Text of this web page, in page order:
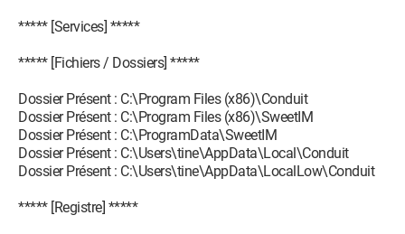
***** [Services] *****
***** [Fichiers / Dossiers] *****
Dossier Présent : C:\Program Files (x86)\Conduit
Dossier Présent : C:\Program Files (x86)\SweetIM
Dossier Présent : C:\ProgramData\SweetIM
Dossier Présent : C:\Users\tine\AppData\Local\Conduit
Dossier Présent : C:\Users\tine\AppData\LocalLow\Conduit
***** [Registre] *****